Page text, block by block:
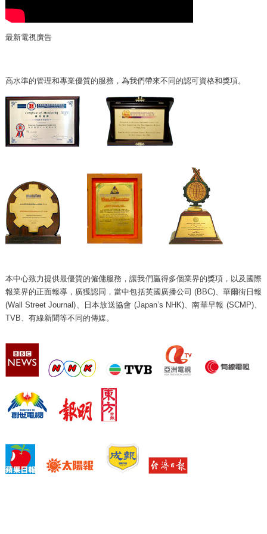
最新電視廣告
高水準的管理和專業優質的服務，為我們帶來不同的認可資格和獎項。
本中心致力提供最優質的僱傭服務，讓我們贏得多個業界的獎項，以及國際
報業界的正面報導，廣獲認同，當中包括英國廣播公司 (BBC)、華爾街日報
(Wall Street Journal)、日本放送協會 (Japan’s NHK)、南華早報 (SCMP)、
TVB、有線新聞等不同的傳媒。